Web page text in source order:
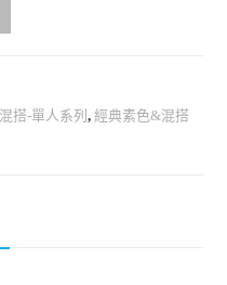
搭-單人系列,經典素色&混搭